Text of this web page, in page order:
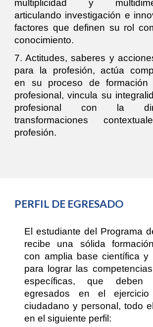
multiplicidad y
articulando investigación e
factores que definen su rol
conocimiento.
7. Actitudes, saberes y
para la profesión, actúa
en su proceso de formación
profesional, vincula su
profesional con la
transformaciones
profesión.
PERFIL DE EGRESADO
El estudiante del Programa
recibe una sólida
con amplia base científica y
para lograr las
específicas, que deben
egresados en el ejercicio
ciudadano y personal, todo
en el siguiente perfil: